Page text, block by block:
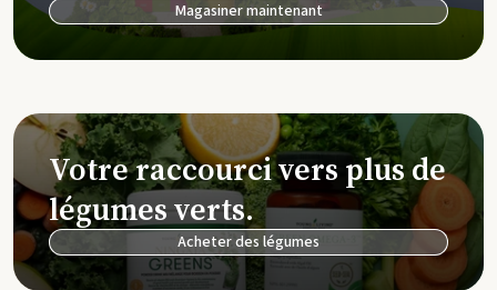
Magasiner maintenant
Votre raccourci vers plus de
légumes verts.
Acheter des légumes